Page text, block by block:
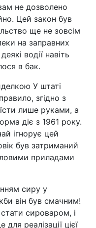
не дозволено
Цей закон був
ще не зовсім
на заправних
водії навіть
в бак.
У штаті
згідно з
лише руками, а
діє з 1961 року.
ігнорує цей
був затриманий
приладами
сиру у
він був смачним!
сироваром, і
реалізації цієї